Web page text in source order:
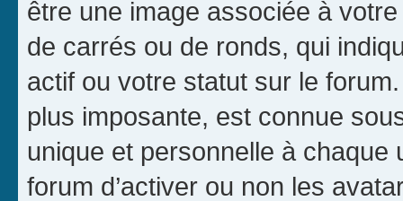
être une image associée à
de carrés ou de ronds, qui
actif ou votre statut sur le
plus imposante, est connue
unique et personnelle à chaque
forum d’activer ou non les